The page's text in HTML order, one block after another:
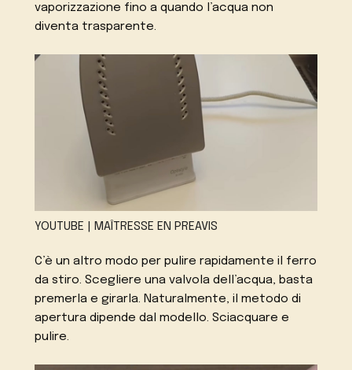
vaporizzazione fino a quando l’acqua non
diventa trasparente.
YOUTUBE | MAÎTRESSE EN PREAVIS
C’è un altro modo per pulire rapidamente il ferro
da stiro. Scegliere una valvola dell’acqua, basta
premerla e girarla. Naturalmente, il metodo di
apertura dipende dal modello. Sciacquare e
pulire.